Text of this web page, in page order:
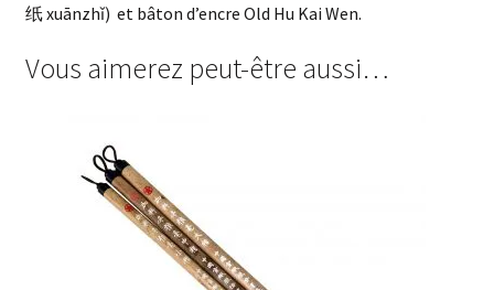
纸xuānzhǐ) et bâton d’encre Old Hu Kai Wen.
Vous aimerez peut-être aussi…